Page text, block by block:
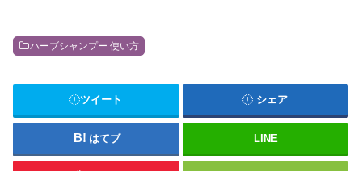
ハーブシャンプー 使い方
ツイート シェア
はてブ LINE